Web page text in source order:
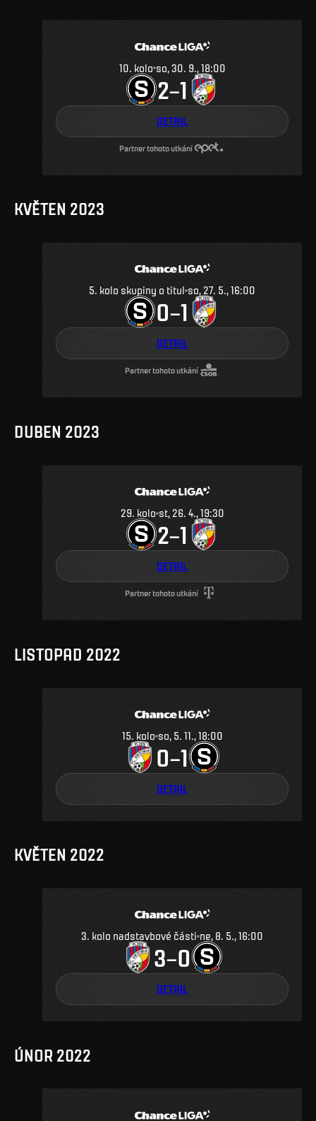
10 kolo so, 30. 9., 18:00
2–1
DETAIL
Partner tohoto utkání
KVĚTEN 2023
5. kolo skupiny o titul so, 27. 5., 16:00
0–1
DETAIL
Partner tohoto utkání
DUBEN 2023
29. kolo st, 26. 4., 19:30
2–1
DETAIL
Partner tohoto utkání
LISTOPAD 2022
15. kolo so, 5. 11., 18:00
0–1
DETAIL
KVĚTEN 2022
3. kolo nadstavbové části ne, 8. 5., 16:00
3–0
DETAIL
ÚNOR 2022